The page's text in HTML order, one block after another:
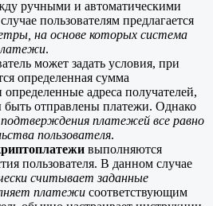
ручными и автоматическими
пользователям предлагается
на основе которых система
.
может задать условия, при
определенная сумма
адреса получателей,
отправлены платежи. Однако
подтверждения платежей все равно
пользователя.
выполняются
пользователя. В данном случае
считывает заданные
платежи соответствующим